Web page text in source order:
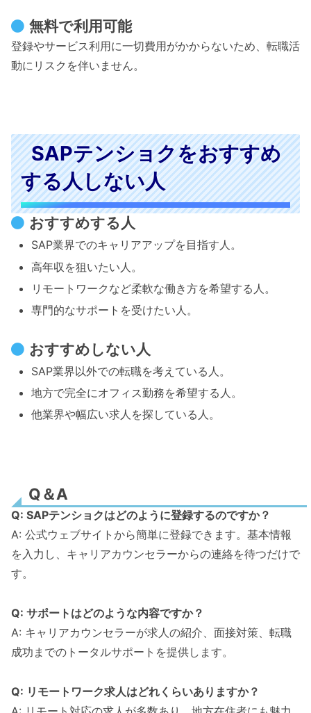
無料で利用可能
登録やサービス利用に一切費用がかからないため、転職活
動にリスクを伴いません。
SAPテンショクをおすすめ
する人しない人
おすすめする人
SAP業界でのキャリアアップを目指す人。
高年収を狙いたい人。
リモートワークなど柔軟な働き方を希望する人。
専門的なサポートを受けたい人。
おすすめしない人
SAP業界以外での転職を考えている人。
地方で完全にオフィス勤務を希望する人。
他業界や幅広い求人を探している人。
Q＆A
Q: SAPテンショクはどのように登録するのですか？
A: 公式ウェブサイトから簡単に登録できます。基本情報
を入力し、キャリアカウンセラーからの連絡を待つだけで
す。
Q: サポートはどのような内容ですか？
A: キャリアカウンセラーが求人の紹介、面接対策、転職
成功までのトータルサポートを提供します。
Q: リモートワーク求人はどれくらいありますか？